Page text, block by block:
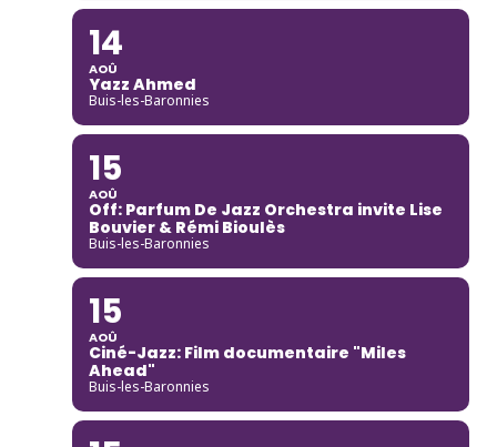
14
AOÛ
Yazz Ahmed
Buis-les-Baronnies
15
AOÛ
Off: Parfum De Jazz Orchestra invite Lise
Bouvier & Rémi Bioulès
Buis-les-Baronnies
15
AOÛ
Ciné-Jazz: Film documentaire "Miles
Ahead"
Buis-les-Baronnies